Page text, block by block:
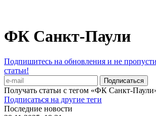
ФК Санкт-Паули
Подпишитесь на обновления и не
статьи!
Получать статьи с тегом «ФК Санкт-
Подписаться на другие теги
Последние новости